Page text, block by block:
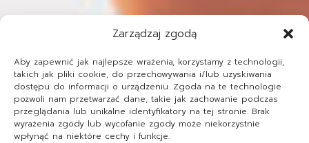
Zarządzaj zgodą
Aby zapewnić jak najlepsze wrażenia, korzystamy z technologii,
takich jak pliki cookie, do przechowywania i/lub uzyskiwania
dostępu do informacji o urządzeniu. Zgoda na te technologie
pozwoli nam przetwarzać dane, takie jak zachowanie podczas
przeglądania lub unikalne identyfikatory na tej stronie. Brak
wyrażenia zgody lub wycofanie zgody może niekorzystnie
wpłynąć na niektóre cechy i funkcje.